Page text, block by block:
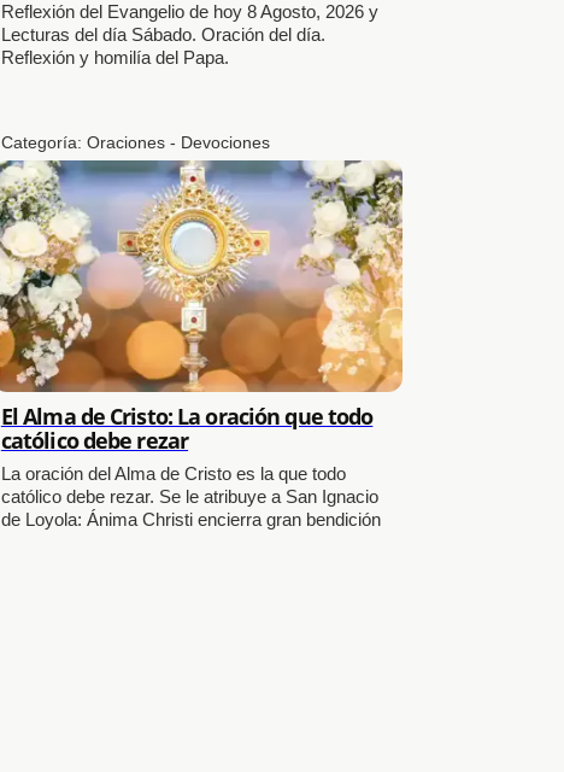
Reflexión del Evangelio de hoy 8 Agosto, 2026 y
Lecturas del día Sábado. Oración del día.
Reflexión y homilía del Papa.
Categoría: Oraciones - Devociones
El Alma de Cristo: La oración que todo
católico debe rezar
La oración del Alma de Cristo es la que todo
católico debe rezar. Se le atribuye a San Ignacio
de Loyola: Ánima Christi encierra gran bendición